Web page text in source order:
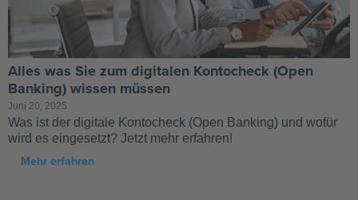
Alles was Sie zum digitalen Kontocheck (Open
Banking) wissen müssen
Juni 20, 2025
Was ist der digitale Kontocheck (Open Banking) und wofür
wird es eingesetzt? Jetzt mehr erfahren!
Mehr erfahren